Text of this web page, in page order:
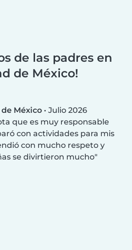
de las padres en
de México!
México • Julio 2026
que es muy responsable
con actividades para mis
con mucho respeto y
se divirtieron mucho